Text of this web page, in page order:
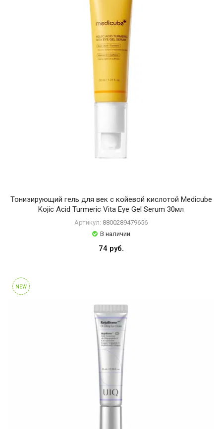
Тонизирующий гель для век с койевой кислотой Medicube
Kojic Acid Turmeric Vita Eye Gel Serum 30мл
Артикул: 8800289479656
В наличии
74 руб.
NEW